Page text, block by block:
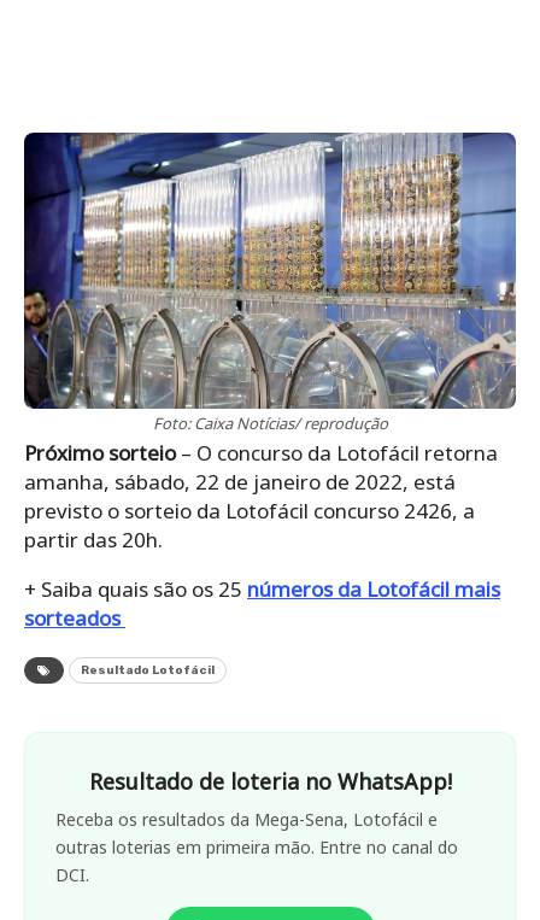
Foto: Caixa Notícias/ reprodução
Próximo sorteio– O concurso da Lotofácil retorna
amanha, sábado, 22 de janeiro de 2022, está
previsto o sorteio da Lotofácil concurso 2426, a
partir das 20h.
+ Saiba quais são os 25 números da Lotofácil mais
sorteados
Resultado Lotofácil
Resultado de loteria no WhatsApp!
Receba os resultados da Mega-Sena, Lotofácil e
outras loterias em primeira mão. Entre no canal do
DCI.